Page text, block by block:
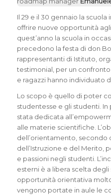
Il 29 e il 30 gennaio la
offrire nuove opportunità
quest’anno la scuola in
precedono la festa di don
rappresentanti di Istituto,
testimonial, per un
e ragazzi hanno individuato
Lo scopo è quello di poter
studentesse e gli studenti.
stata dedicata
alle materie scientifiche.
dell’orientamento, secondo
dell’Istruzione e del Merito,
e passioni negli studenti.
esterni è a libera scelta
opportunità orientativa
vengono portate in aule le